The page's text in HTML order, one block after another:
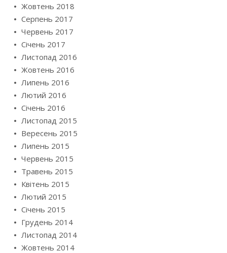
Жовтень 2018
Серпень 2017
Червень 2017
Січень 2017
Листопад 2016
Жовтень 2016
Липень 2016
Лютий 2016
Січень 2016
Листопад 2015
Вересень 2015
Липень 2015
Червень 2015
Травень 2015
Квітень 2015
Лютий 2015
Січень 2015
Грудень 2014
Листопад 2014
Жовтень 2014